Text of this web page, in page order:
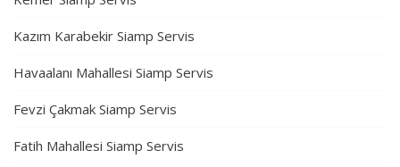
Kazım Karabekir Siamp Servis
Havaalanı Mahallesi Siamp Servis
Fevzi Çakmak Siamp Servis
Fatih Mahallesi Siamp Servis